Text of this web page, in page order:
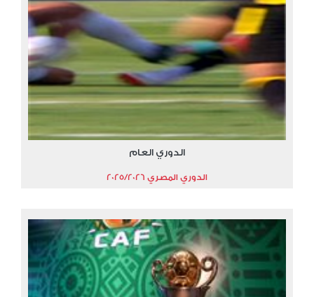
الدوري العام
الدوري المصري 2025/2026